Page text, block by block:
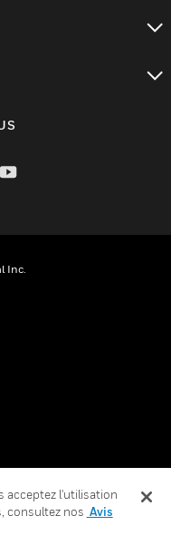
Inc.
acceptez l'utilisation
consultez nos Avis